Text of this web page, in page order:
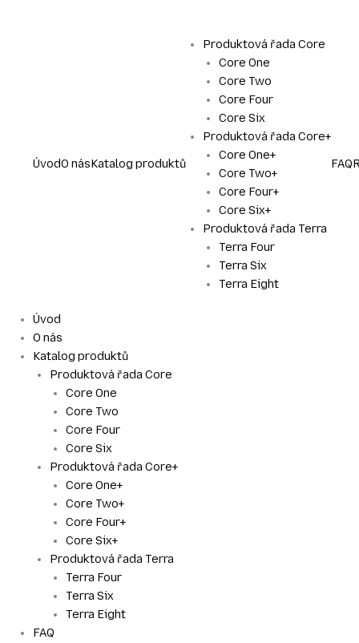
ÚvodO násKatalog produktů
Produktová řada Core
Core One
Core Two
Core Four
Core Six
Produktová řada Core+
Core One+
Core Two+
Core Four+
Core Six+
Produktová řada Terra
Terra Four
Terra Six
Terra Eight
FAQ
Úvod
O nás
Katalog produktů
Produktová řada Core
Core One
Core Two
Core Four
Core Six
Produktová řada Core+
Core One+
Core Two+
Core Four+
Core Six+
Produktová řada Terra
Terra Four
Terra Six
Terra Eight
FAQ